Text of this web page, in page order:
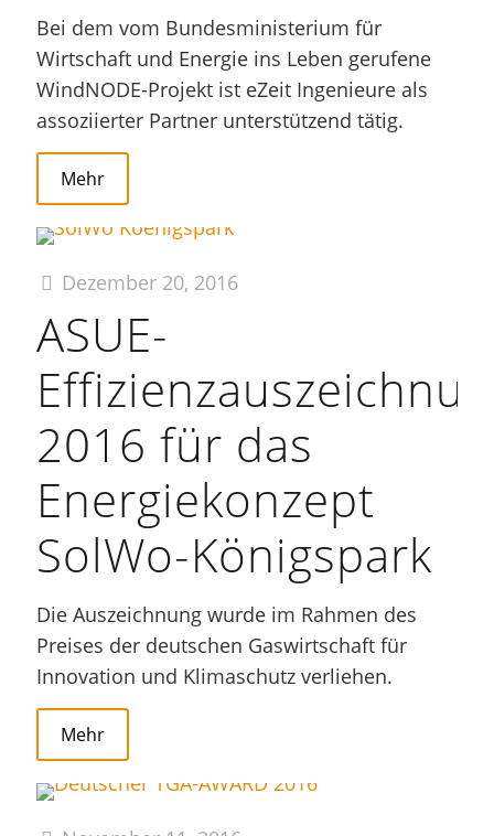
Bei dem vom Bundesministerium für
Wirtschaft und Energie ins Leben gerufene
WindNODE-Projekt ist eZeit Ingenieure als
assoziierter Partner unterstützend tätig.
Mehr
Dezember 20, 2016
ASUE-
2016 für das
Energiekonzept
SolWo-Königspark
Die Auszeichnung wurde im Rahmen des
Preises der deutschen Gaswirtschaft für
Innovation und Klimaschutz verliehen.
Mehr